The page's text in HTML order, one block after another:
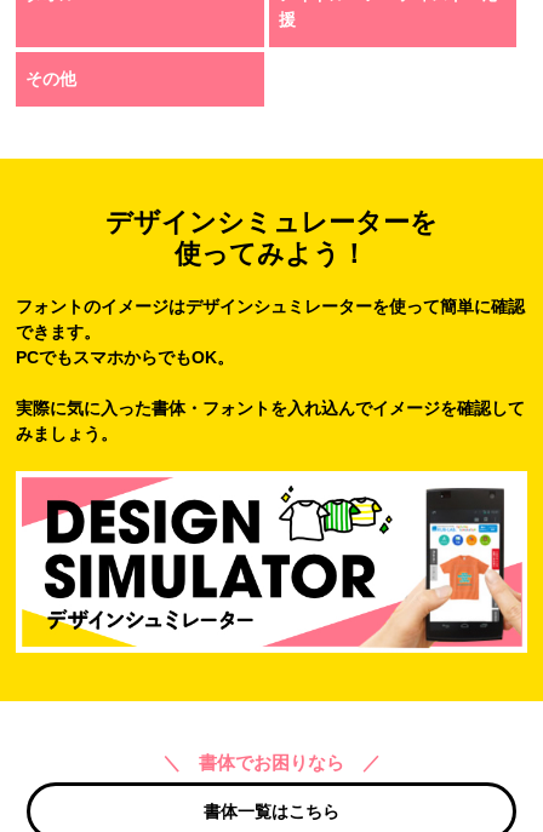
援
その他
デザインシミュレーターを
使ってみよう！
フォントのイメージはデザインシュミレーターを使って簡単に確認
できます。
PCでもスマホからでもOK。
実際に気に入った書体・フォントを入れ込んでイメージを確認して
みましょう。
＼ 書体でお困りなら ／
書体一覧はこちら